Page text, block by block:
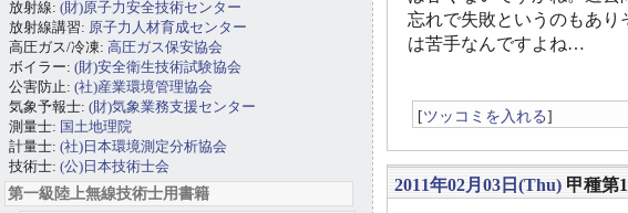
忘れで失敗というのもあ
は苦手なんですよね…
[ツッコミを入れる]
2011年02月03日(Thu) 甲種第
放射線: (財)原子力安全技術センター
放射線講習: 原子力人材育成センター
高圧ガス/冷凍: 高圧ガス保安協会
ボイラー: (財)安全衛生技術試験協会
公害防止: (社)産業環境管理協会
気象予報士: (財)気象業務支援センター
測量士: 国土地理院
計量士: (社)日本環境測定分析協会
技術士: (公)日本技術士会
第一級陸上無線技術士用書籍